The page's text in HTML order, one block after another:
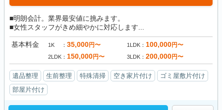
■明朗会計。業界最安値に挑みます。
■女性スタッフがきめ細やかに対応します...
基本料金 1K 35,000円〜 1LDK 100,000円〜
2LDK 150,000円〜 3LDK 200,000円〜
遺品整理 生前整理 特殊清掃 空き家片付け
ゴミ屋敷片付け
部屋片付け